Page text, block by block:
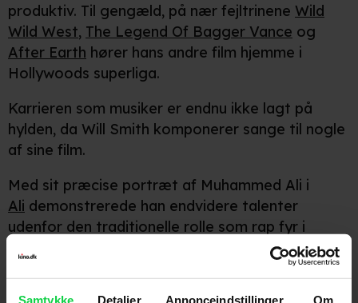
Samtykke Detaljer Annonceindstillinger Om
produktiv. Til gengæld, på nær fejltrinene Wild
Wild West, The Legend Of Bagger Vance og
After Earth hører hans andre film hjemme i
Hollywoods superliga.
Karrieren som musiker er endnu ikke lagt på
hylden, da Will Smith komponerer sange til nogle
af sine film.
Med sit præcise portræt af Muhammed Ali i
Ali demonstrerede han endvidere talenter
udenfor den traditionelle rolle som rap fyr i
actionkomedier. Hans register blev også testet i
forskellige typer roller som håbefuld far iJagten